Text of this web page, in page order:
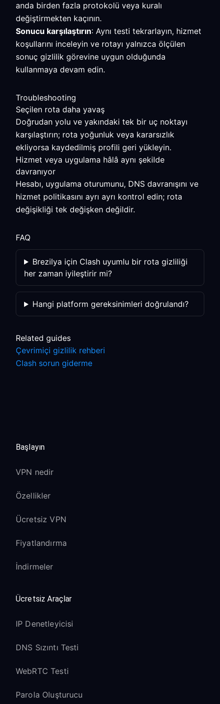
anda birden fazla protokolü veya kuralı
değiştirmekten kaçının.
Sonucu karşılaştırın: Aynı testi tekrarlayın, hizmet
koşullarını inceleyin ve rotayı yalnızca ölçülen
sonuç gizlilik görevine uygun olduğunda
kullanmaya devam edin.
Troubleshooting
Seçilen rota daha yavaş
Doğrudan yolu ve yakındaki tek bir uç noktayı
karşılaştırın; rota yoğunluk veya kararsızlık
ekliyorsa kaydedilmiş profili geri yükleyin.
Hizmet veya uygulama hâlâ aynı şekilde
davranıyor
Hesabı, uygulama oturumunu, DNS davranışını ve
hizmet politikasını ayrı ayrı kontrol edin; rota
değişikliği tek değişken değildir.
FAQ
Brezilya için Clash uyumlu bir rota gizliliği
her zaman iyileştirir mi?
Hangi platform gereksinimleri doğrulandı?
Related guides
Çevrimiçi gizlilik rehberi
Clash sorun giderme
Başlayın
VPN nedir
Özellikler
Ücretsiz VPN
Fiyatlandırma
İndirmeler
Ücretsiz Araçlar
IP Denetleyicisi
DNS Sızıntı Testi
WebRTC Testi
Parola Oluşturucu